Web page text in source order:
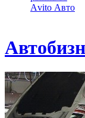
Аvito Авто